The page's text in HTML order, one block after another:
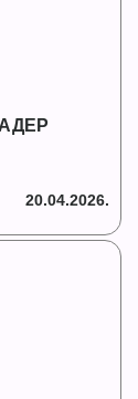
20.04.2026.